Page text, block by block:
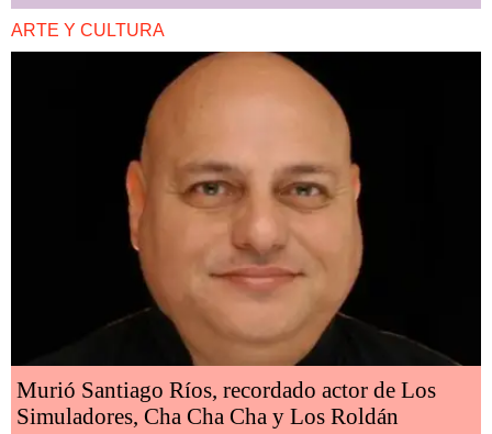
ARTE Y CULTURA
Murió Santiago Ríos, recordado actor de Los
Simuladores, Cha Cha Cha y Los Roldán